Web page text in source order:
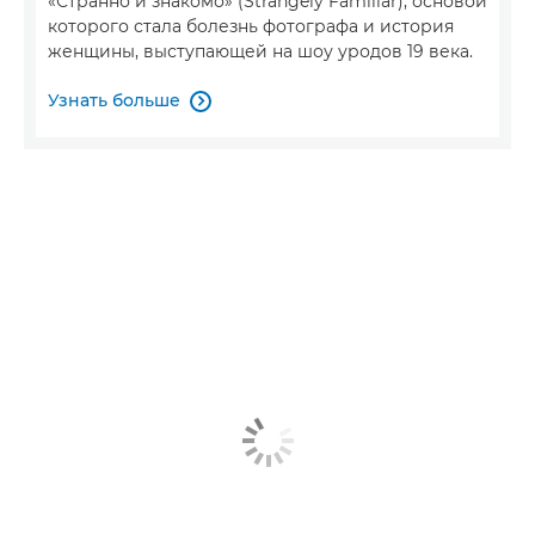
которого стала болезнь фотографа и история
женщины, выступающей на шоу уродов 19 века.
Узнать больше 